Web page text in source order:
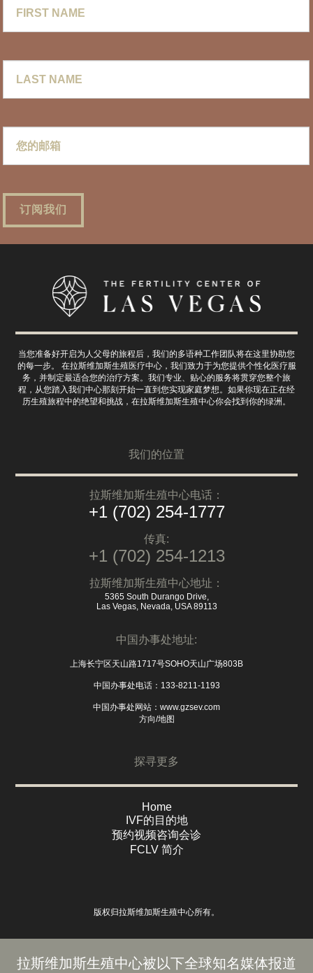
邮
当您准备好开启为人父母的旅程后，我们的多语种工作团队将在这里协助您
的每一步。 在拉斯维加斯生殖医疗中心，我们致力于为您提供个性化医疗服
务，并制定最适合您的治疗方案。我们专业、贴心的服务将贯穿您整个旅
程，从您踏入我们中心那刻开始一直到您实现家庭梦想。如果你现在正在经
历生殖旅程中的绝望和挑战，在拉斯维加斯生殖中心你会找到你的绿洲。
我们的位置
拉斯维加斯生殖中心电话：
+1 (702) 254-1777
传真:
+1 (702) 254-1213
拉斯维加斯生殖中心地址：
5365 South Durango Drive,
Las Vegas, Nevada, USA 89113
中国办事处地址:
上海长宁区天山路1717号SOHO天山广场803B
中国办事处电话：133-8211-1193
中国办事处网站： www.gzsev.com
方向/地图
探寻更多
Home
IVF的目的地
预约视频咨询会诊
FCLV 简介
版权归拉斯维加斯生殖中心所有。
拉斯维加斯生殖中心被以下全球知名媒体报道